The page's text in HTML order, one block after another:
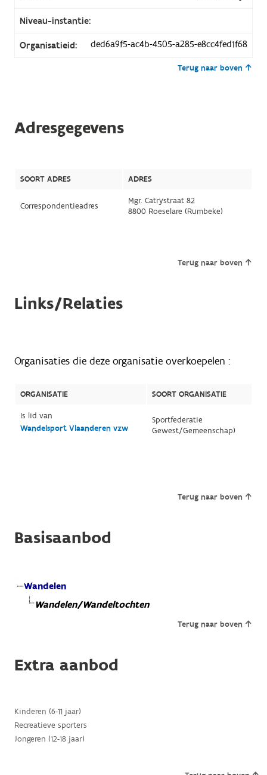
Niveau-instantie:
Organisatieid: ded6a9f5-ac4b-4505-a285-e8cc4fed1f68
Terug naar boven
Adresgegevens
SOORT ADRES ADRES
Correspondentieadres
Mgr. Catrystraat 82
8800 Roeselare (Rumbeke)
Terug naar boven
Links/Relaties
Organisaties die deze organisatie overkoepelen :
ORGANISATIE
SOORT ORGANISATIE
Is lid van
Wandelsport Vlaanderen vzw
Sportfederatie
Gewest/Gemeenschap)
Terug naar boven
Basisaanbod
Wandelen
Wandelen/Wandeltochten
Terug naar boven
Extra aanbod
Kinderen (6-11 jaar)
Recreatieve sporters
Jongeren (12-18 jaar)